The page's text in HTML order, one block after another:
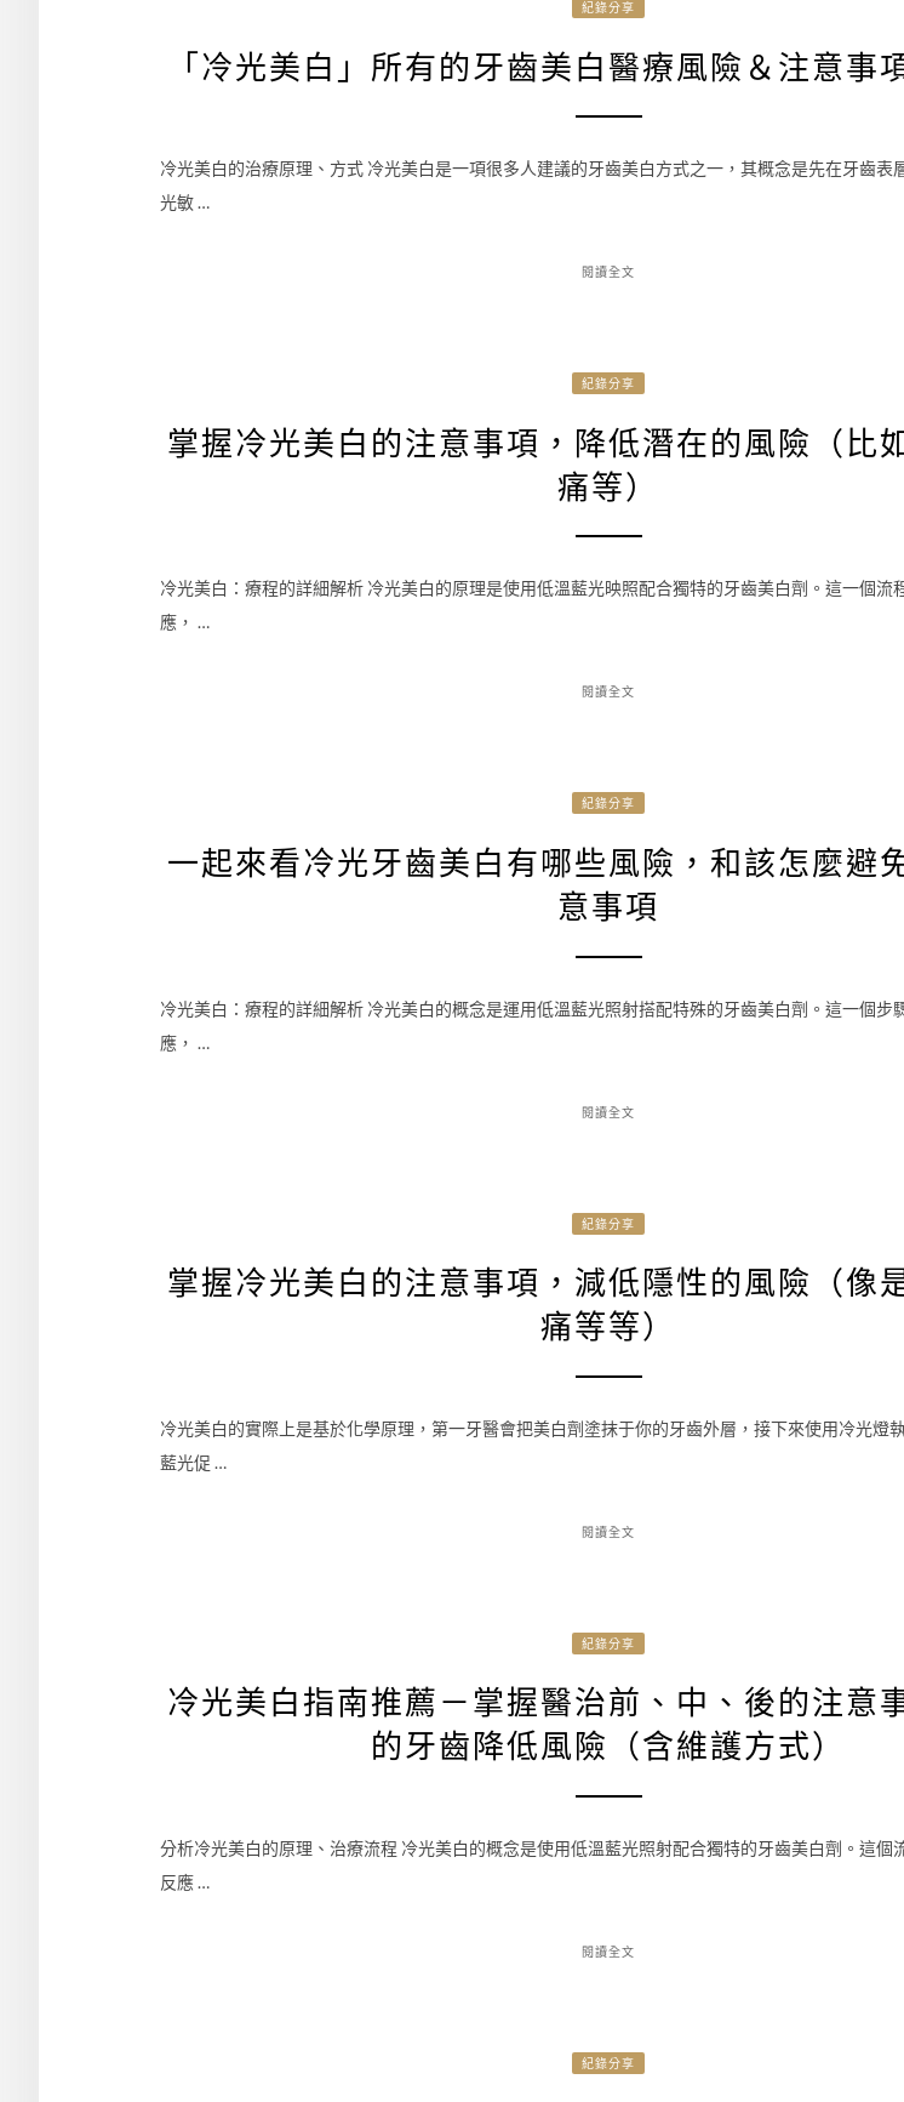
紀錄分享
「冷光美白」所有的牙齒美白醫療風險＆注意事
冷光美白的治療原理、方式 冷光美白是一項很多人建議的牙齒美白方式之一，其概念是先在牙齒表
光敏 …
閱讀全文
紀錄分享
掌握冷光美白的注意事項，降低潛在的風險（比
痛等）
冷光美白：療程的詳細解析 冷光美白的原理是使用低溫藍光映照配合獨特的牙齒美白劑。這一個流
應， …
閱讀全文
紀錄分享
一起來看冷光牙齒美白有哪些風險，和該怎麼避
意事項
冷光美白：療程的詳細解析 冷光美白的概念是運用低溫藍光照射搭配特殊的牙齒美白劑。這一個步
應， …
閱讀全文
紀錄分享
掌握冷光美白的注意事項，減低隱性的風險（像
痛等等）
冷光美白的實際上是基於化學原理，第一牙醫會把美白劑塗抹于你的牙齒外層，接下來使用冷光燈
藍光促 …
閱讀全文
紀錄分享
冷光美白指南推薦－掌握醫治前、中、後的注意
的牙齒降低風險（含維護方式）
分析冷光美白的原理、治療流程 冷光美白的概念是使用低溫藍光照射配合獨特的牙齒美白劑。這個
反應 …
閱讀全文
紀錄分享